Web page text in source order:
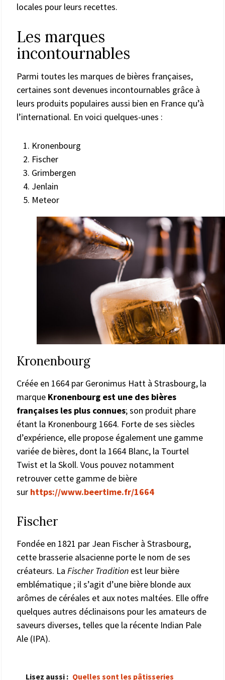
locales pour leurs recettes.
Les marques
incontournables
Parmi toutes les marques de bières françaises,
certaines sont devenues incontournables grâce à
leurs produits populaires aussi bien en France qu’à
l’international. En voici quelques-unes :
Kronenbourg
Fischer
Grimbergen
Jenlain
Meteor
Kronenbourg
Créée en 1664 par Geronimus Hatt à Strasbourg, la
marque Kronenbourg est une des bières
françaises les plus connues; son produit phare
étant la Kronenbourg 1664. Forte de ses siècles
d’expérience, elle propose également une gamme
variée de bières, dont la 1664 Blanc, la Tourtel
Twist et la Skoll. Vous pouvez notamment
retrouver cette gamme de bière
sur https://www.beertime.fr/1664
Fischer
Fondée en 1821 par Jean Fischer à Strasbourg,
cette brasserie alsacienne porte le nom de ses
créateurs. La Fischer Tradition est leur bière
emblématique ; il s’agit d’une bière blonde aux
arômes de céréales et aux notes maltées. Elle offre
quelques autres déclinaisons pour les amateurs de
saveurs diverses, telles que la récente Indian Pale
Ale (IPA).
Lisez aussi : Quelles sont les pâtisseries